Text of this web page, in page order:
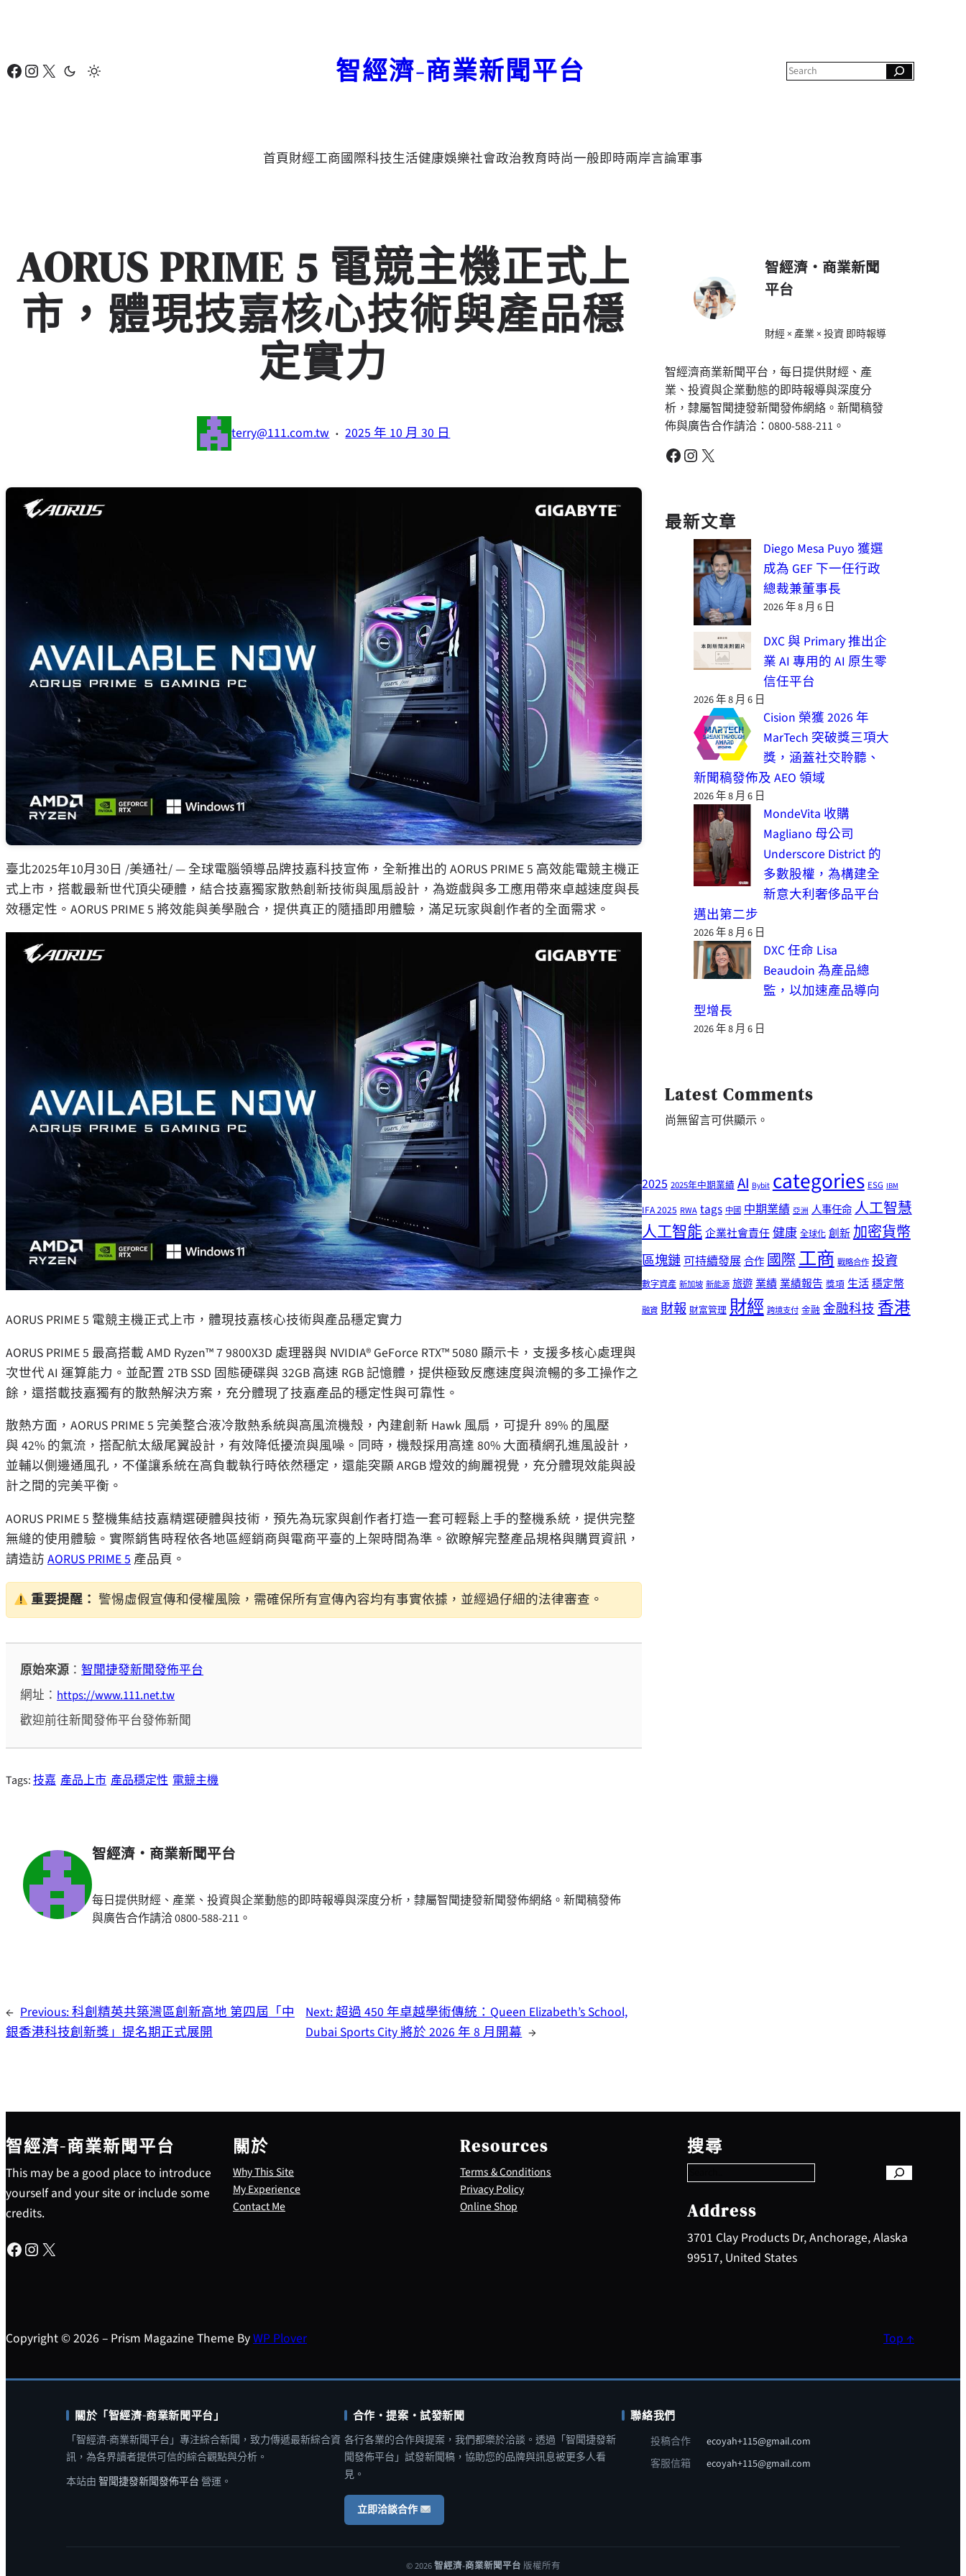
要
Facebook Instagram X 智經濟-商業新聞平台
c
首頁財經工商國際科技生活健康娛樂社會政治教育時尚一般即時兩岸言論軍事
AORUS PRIME 5 電競主機正式上
市，體現技嘉核心技術與產品穩
定實力
terry@111.com.tw · 2025 年 10 月 30 日
臺北2025年10月30日 /美通社/ — 全球電腦領導品牌技嘉科技宣佈，全新推出的 AORUS PRIME 5 高效能電競主機正
式上市，搭載最新世代頂尖硬體，結合技嘉獨家散熱創新技術與風扇設計，為遊戲與多工應用帶來卓越速度與長
效穩定性。AORUS PRIME 5 將效能與美學融合，提供真正的隨插即用體驗，滿足玩家與創作者的全面需求。
AORUS PRIME 5 電競主機正式上市，體現技嘉核心技術與產品穩定實力
AORUS PRIME 5 最高搭載 AMD Ryzen™ 7 9800X3D 處理器與 NVIDIA® GeForce RTX™ 5080 顯示卡，支援多核心處理與
次世代 AI 運算能力。並配置 2TB SSD 固態硬碟與 32GB 高速 RGB 記憶體，提供極致反應速度與流暢的多工操作之
餘，還搭載技嘉獨有的散熱解決方案，充分體現了技嘉產品的穩定性與可靠性。
散熱方面，AORUS PRIME 5 完美整合液冷散熱系統與高風流機殼，內建創新 Hawk 風扇，可提升 89% 的風壓
與 42% 的氣流，搭配航太級尾翼設計，有效降低擾流與風噪。同時，機殼採用高達 80% 大面積網孔進風設計，
並輔以側邊通風孔，不僅讓系統在高負載執行時依然穩定，還能突顯 ARGB 燈效的絢麗視覺，充分體現效能與設
計之間的完美平衡。
AORUS PRIME 5 整機集結技嘉精選硬體與技術，預先為玩家與創作者打造一套可輕鬆上手的整機系統，提供完整
無縫的使用體驗。實際銷售時程依各地區經銷商與電商平臺的上架時間為準。欲瞭解完整產品規格與購買資訊，
請造訪 AORUS PRIME 5 產品頁。
重要提醒： 警惕虛假宣傳和侵權風險，需確保所有宣傳內容均有事實依據，並經過仔細的法律審查。
原始來源 ：智聞捷發新聞發佈平台
網址：https://www.111.net.tw
歡迎前往新聞發佈平台發佈新聞
Tags:技嘉 產品上市 產品穩定性 電競主機
智經濟・商業新聞平台
每日提供財經、產業、投資與企業動態的即時報導與深度分析，隸屬智聞捷發新聞發佈網絡。新聞稿發佈
與廣告合作請洽 0800-588-211。
← Previous:科創精英共築灣區創新高地 第四屆「中
銀香港科技創新獎」提名期正式展開
Next:超過 450 年卓越學術傳統：Queen Elizabeth’s School,
Dubai Sports City 將於 2026 年 8 月開幕 →
智經濟・商業新聞
平台
財經 × 產業 × 投資 即時報導
智經濟商業新聞平台，每日提供財經、產
業、投資與企業動態的即時報導與深度分
析，隸屬智聞捷發新聞發佈網絡。新聞稿發
佈與廣告合作請洽：0800-588-211。
Facebook Instagram X
最新文章
Diego Mesa Puyo 獲選
成為 GEF 下一任行政
總裁兼董事長
2026 年 8 月 6 日
DXC 與 Primary 推出企
業 AI 專用的 AI 原生零
信任平台
2026 年 8 月 6 日
Cision 榮獲 2026 年
MarTech 突破獎三項大
獎，涵蓋社交聆聽、
新聞稿發佈及 AEO 領域
2026 年 8 月 6 日
MondeVita 收購
Magliano 母公司
Underscore District 的
多數股權，為構建全
新意大利奢侈品平台
邁出第二步
2026 年 8 月 6 日
DXC 任命 Lisa
Beaudoin 為產品總
監，以加速產品導向
型增長
2026 年 8 月 6 日
Latest Comments
尚無留言可供顯示。
2025 2025年中期業績 AI Bybit categories ESG IBM
IFA 2025 RWA tags 中國 中期業績 亞洲 人事任命人工智慧
人工智能企業社會責任健康 全球化 創新 加密貨幣
區塊鏈可持續發展合作國際工商 戰略合作 投資
數字資產 新加坡 新能源 旅遊業績業績報告 獎項 生活穩定幣
融資 財報 財富管理 財經 跨境支付 金融 金融科技香港
智經濟-商業新聞平台
This may be a good place to introduce
yourself and your site or include some
credits.
Facebook Instagram X
關於
Why This Site
My Experience
Contact Me
Resources
Terms & Conditions
Privacy Policy
Online Shop
搜尋
e
a
c
h
Address
3701 Clay Products Dr, Anchorage, Alaska
99517, United States
Copyright © 2026 – Prism Magazine Theme ByWP Plover Top ↑
關於「智經濟-商業新聞平台」
「智經濟-商業新聞平台」專注綜合新聞，致力傳遞最新綜合資
訊，為各界讀者提供可信的綜合觀點與分析。
本站由 智聞捷發新聞發佈平台 營運。
合作・提案・試發新聞
各行各業的合作與提案，我們都樂於洽談。透過「智聞捷發新
聞發佈平台」試發新聞稿，協助您的品牌與訊息被更多人看
見。
立即洽談合作
聯絡我們
投稿合作
ecoyah+115@gmail.com
客服信箱
ecoyah+115@gmail.com
© 2026智經濟-商業新聞平台 版權所有